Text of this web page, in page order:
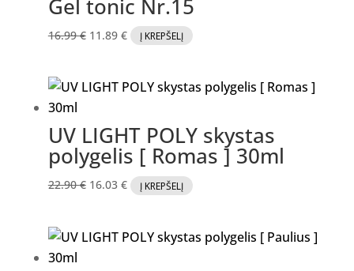
Gel tonic Nr.15
16.99€ Original
16.99 €.
11.89 €Current
11.89 €.
Į KREPŠELĮ
UV LIGHT POLY skystas
polygelis [ Romas ] 30ml
22.90€ Original
22.90 €.
16.03 €Current
16.03 €.
Į KREPŠELĮ